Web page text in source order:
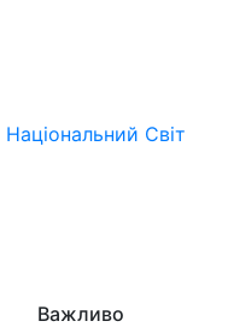
Національний Світ
Важливо